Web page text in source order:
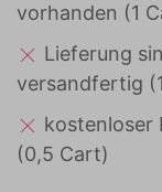
vorhanden (1
Lieferung
versandfertig
kostenloser
(0,5 Cart)